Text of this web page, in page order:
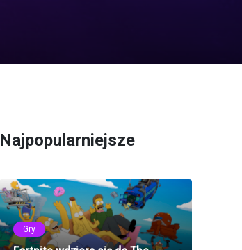
Najpopularniejsze
Gry